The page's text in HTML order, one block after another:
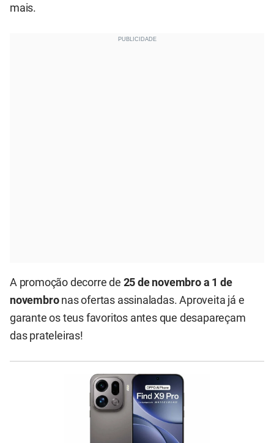
mais.
A promoção decorre de 25 de novembro a 1 de
novembronas ofertas assinaladas. Aproveita já e
garante os teus favoritos antes que desapareçam
das prateleiras!